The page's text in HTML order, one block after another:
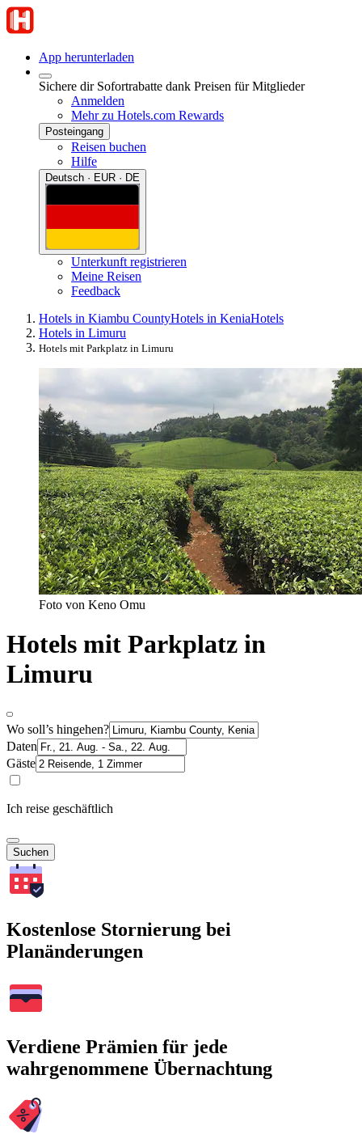
App herunterladen
Sichere dir Sofortrabatte dank Preisen für Mitglieder
Anmelden
Mehr zu Hotels.com Rewards
Posteingang
Reisen buchen
Hilfe
Deutsch · EUR · DE
Unterkunft registrieren
Meine Reisen
Feedback
Hotels in Kiambu CountyHotels in KeniaHotels
Hotels in Limuru
Hotels mit Parkplatz in Limuru
Foto von Keno Omu
Hotels mit Parkplatz in
Limuru
Wo soll’s hingehen?
Daten
Gäste
Ich reise geschäftlich
Suchen
Kostenlose Stornierung bei
Planänderungen
Verdiene Prämien für jede
wahrgenommene Übernachtung